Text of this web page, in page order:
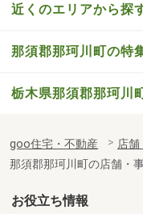
近くのエリアから探
那須郡那珂川町の特
栃木県那須郡那珂川
goo住宅・不動産 店舗
那須郡那珂川町の店舗・
お役立ち情報